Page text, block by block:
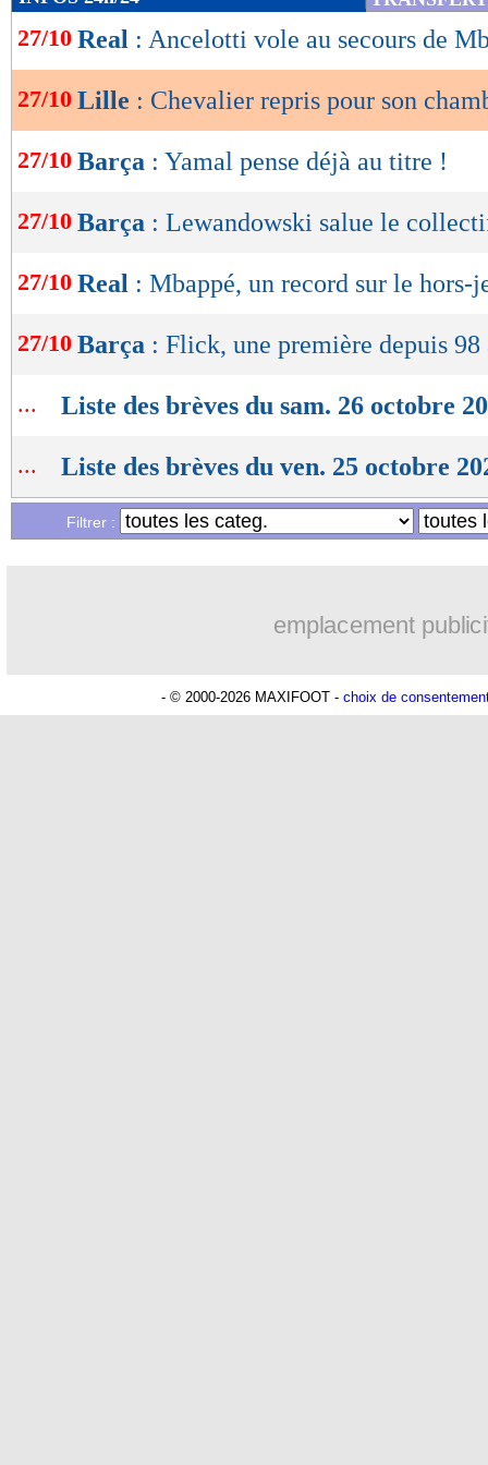
de
lecture
OK
27/10 Real : Ancelotti vole au secours de
27/10 Lille : Chevalier repris pour son
27/10 Barça : Yamal pense déjà au titre !
27/10 Barça : Lewandowski salue le
27/10 Real : Mbappé, un record sur le hors-
27/10 Barça : Flick, une première depuis 98
... Liste des brèves du sam. 26 octobre
... Liste des brèves du ven. 25 octobre
Filtrer :
emplacement
- © 2000-2026 MAXIFOOT - choix de